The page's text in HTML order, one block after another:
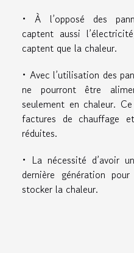
• À l’opposé des
captent aussi
captent que la chaleur.
• Avec l’utilisation des
ne pourront être
seulement en chaleur.
factures de chauffage
réduites.
• La nécessité d’avoir
dernière génération
stocker la chaleur.